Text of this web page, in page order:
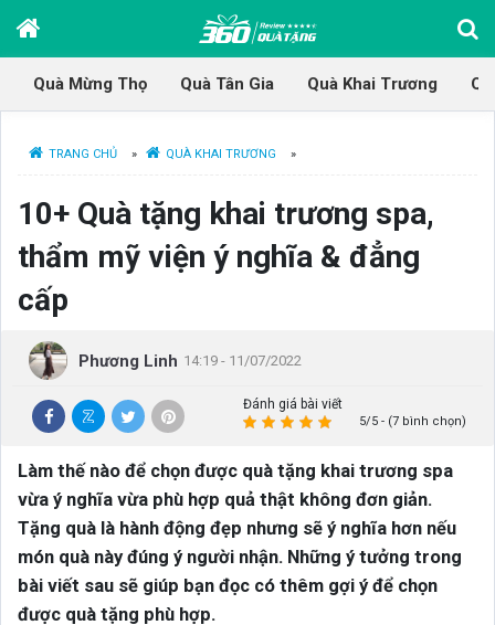
Quà Mừng Thọ Quà Tân Gia Quà Khai Trương
TRANG CHỦ » QUÀ KHAI TRƯƠNG »
10+ Quà tặng khai trương spa,
thẩm mỹ viện ý nghĩa & đẳng
cấp
Phương Linh 14:19 - 11/07/2022
Đánh giá bài viết
5/5 - (7 bình chọn)
Làm thế nào để chọn được quà tặng khai trương spa
vừa ý nghĩa vừa phù hợp quả thật không đơn giản.
Tặng quà là hành động đẹp nhưng sẽ ý nghĩa hơn nếu
món quà này đúng ý người nhận. Những ý tưởng trong
bài viết sau sẽ giúp bạn đọc có thêm gợi ý để chọn
được quà tặng phù hợp.